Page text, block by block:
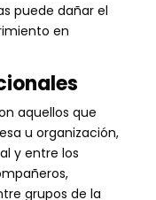
puede dañar el
en
aquellos que
u organización,
y entre los
grupos de la